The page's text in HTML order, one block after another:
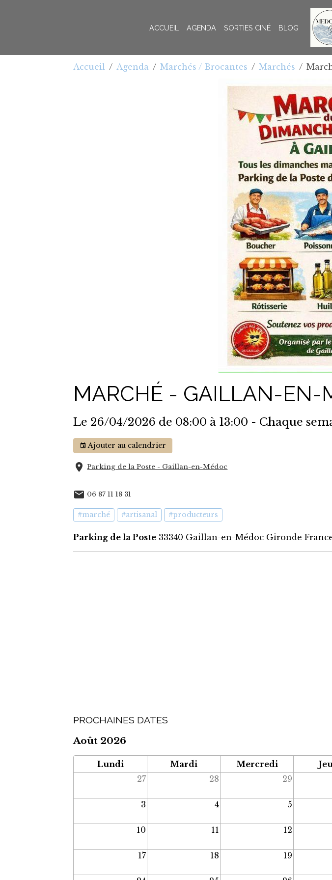
ACCUEIL AGENDA SORTIES CINÉ BLOG
Accueil Agenda Marchés / Brocantes Marchés
MARCHÉ - GAILLAN-EN-
Le 26/04/2026 de 08:00 à 13:00 - Chaque
Ajouter au calendrier
Parking de la Poste - Gaillan-en-Médoc
06 87 11 18 31
#marché #artisanal #producteurs
Parking de la Poste 33340 Gaillan-en-Médoc Gironde
PROCHAINES DATES
Août 2026
Lundi Mardi Mercredi
27
28 29
3 4 5
10 11 12
17 18 19